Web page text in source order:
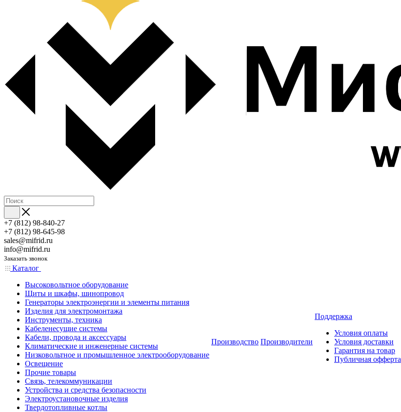
+7 (812) 98-840-27
+7 (812) 98-645-98
sales@mifrid.ru
info@mifrid.ru
Заказать звонок
Каталог
Высоковольтное оборудование
Щиты и шкафы, шинопровод
Генераторы электроэнергии и элементы питания
Изделия для электромонтажа
Инструменты, техника
Кабеленесущие системы
Кабели, провода и аксессуары
Климатические и инженерные системы
Низковольтное и промышленное электрооборудование
Освещение
Прочие товары
Связь, телекоммуникации
Устройства и средства безопасности
Электроустановочные изделия
Твердотопливные котлы
Производство Производители
Поддержка
Условия оплаты
Условия доставки
Гарантия на товар
Публичная офферта